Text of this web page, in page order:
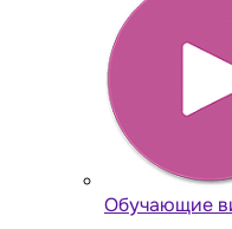
Обучающие